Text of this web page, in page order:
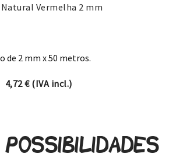
Natural Vermelha 2 mm
de 2 mm x 50 metros.
4,72€(IVA incl.)